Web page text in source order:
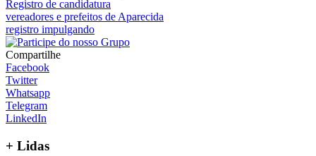
Registro de candidatura
vereadores e prefeitos de Aparecida
registro impulgando
Compartilhe
Facebook
Twitter
Whatsapp
Telegram
LinkedIn
+ Lidas